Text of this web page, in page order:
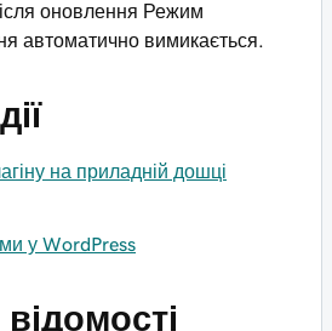
оновлення Режим
автоматично вимикається.
на приладній дошці
у WordPress